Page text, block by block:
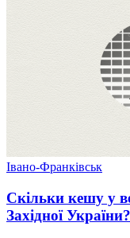
Івано-Франківськ
Скільки кешу у
Західної України?